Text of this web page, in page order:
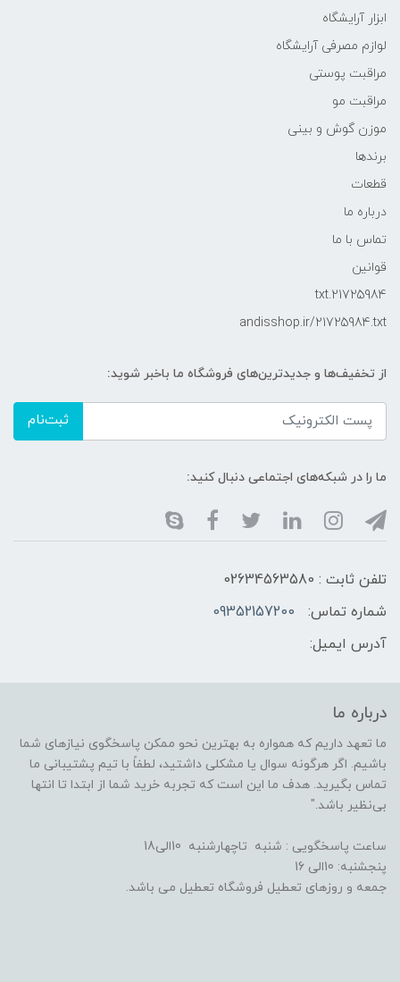
ابزار آرایشگاه
لوازم مصرفی آرایشگاه
مراقبت پوستی
مراقبت مو
موزن گوش و بینی
برندها
قطعات
درباره ما
تماس با ما
قوانین
21725984.txt
andisshop.ir/21725984.txt
از تخفیف‌ها و جدیدترین‌های فروشگاه ما باخبر شوید:
ثبت‌نام
ما را در شبکه‌های اجتماعی دنبال کنید:
تلفن ثابت : 02634563580
شماره تماس:
09352157200
آدرس ایمیل:
درباره ما
ما تعهد داریم که همواره به بهترین نحو ممکن پاسخگوی نیازهای شما
باشیم. اگر هرگونه سوال یا مشکلی داشتید، لطفاً با تیم پشتیبانی ما
تماس بگیرید. هدف ما این است که تجربه خرید شما از ابتدا تا انتها
بی‌نظیر باشد."
ساعت پاسخگویی : شنبه تاچهارشنبه 10الی18
پنجشنبه: 10الی 16
جمعه و روزهای تعطیل فروشگاه تعطیل می باشد.